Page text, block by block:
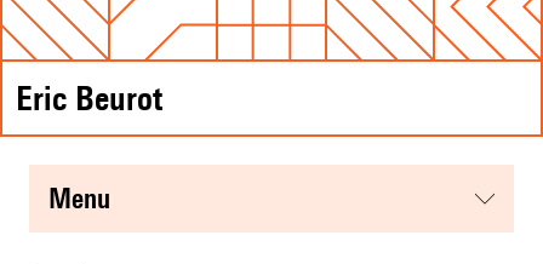
Eric Beurot
menu